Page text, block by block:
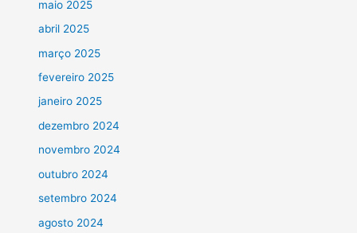
maio 2025
abril 2025
março 2025
fevereiro 2025
janeiro 2025
dezembro 2024
novembro 2024
outubro 2024
setembro 2024
agosto 2024